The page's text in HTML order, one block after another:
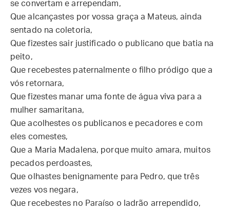
se convertam e arrependam,
Que alcançastes por vossa graça a Mateus, ainda
sentado na coletoria,
Que fizestes sair justificado o publicano que batia na
peito,
Que recebestes paternalmente o filho pródigo que a
vós retornara,
Que fizestes manar uma fonte de água viva para a
mulher samaritana,
Que acolhestes os publicanos e pecadores e com
eles comestes,
Que a Maria Madalena, porque muito amara, muitos
pecados perdoastes,
Que olhastes benignamente para Pedro, que três
vezes vos negara,
Que recebestes no Paraíso o ladrão arrependido,